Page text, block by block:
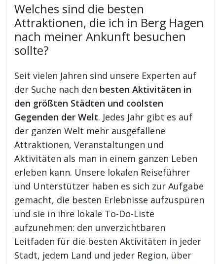
Welches sind die besten
Attraktionen, die ich in Berg Hagen
nach meiner Ankunft besuchen
sollte?
Seit vielen Jahren sind unsere Experten auf
der Suche nach den besten Aktivitäten in
den größten Städten und coolsten
Gegenden der Welt. Jedes Jahr gibt es auf
der ganzen Welt mehr ausgefallene
Attraktionen, Veranstaltungen und
Aktivitäten als man in einem ganzen Leben
erleben kann. Unsere lokalen Reiseführer
und Unterstützer haben es sich zur Aufgabe
gemacht, die besten Erlebnisse aufzuspüren
und sie in ihre lokale To-Do-Liste
aufzunehmen: den unverzichtbaren
Leitfaden für die besten Aktivitäten in jeder
Stadt, jedem Land und jeder Region, über